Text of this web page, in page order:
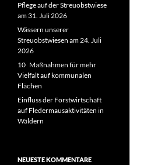
Pflege auf der Streuobstwiese
am 31. Juli 2026
Wässern unserer
Streuobstwiesen am 24. Juli
2026
10 Maßnahmen für mehr
Vielfalt auf kommunalen
Flächen
Einfluss der Forstwirtschaft
auf Fledermausaktivitäten in
Wäldern
NEUESTE KOMMENTARE